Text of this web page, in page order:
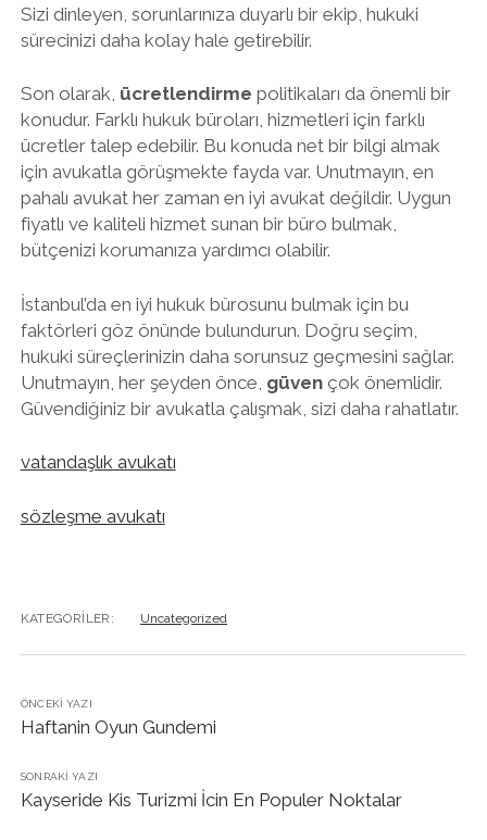
Sizi dinleyen, sorunlarınıza duyarlı bir ekip, hukuki
sürecinizi daha kolay hale getirebilir.
Son olarak, ücretlendirme politikaları da önemli bir
konudur. Farklı hukuk büroları, hizmetleri için farklı
ücretler talep edebilir. Bu konuda net bir bilgi almak
için avukatla görüşmekte fayda var. Unutmayın, en
pahalı avukat her zaman en iyi avukat değildir. Uygun
fiyatlı ve kaliteli hizmet sunan bir büro bulmak,
bütçenizi korumanıza yardımcı olabilir.
İstanbul’da en iyi hukuk bürosunu bulmak için bu
faktörleri göz önünde bulundurun. Doğru seçim,
hukuki süreçlerinizin daha sorunsuz geçmesini sağlar.
Unutmayın, her şeyden önce, güvençok önemlidir.
Güvendiğiniz bir avukatla çalışmak, sizi daha rahatlatır.
vatandaşlık avukatı
sözleşme avukatı
KATEGORILER: Uncategorized
ÖNCEKI YAZI
Haftanin Oyun Gundemi
SONRAKI YAZI
Kayseride Kis Turizmi İcin En Populer Noktalar